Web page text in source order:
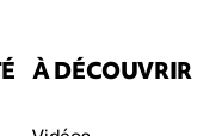
À DÉCOUVRIR